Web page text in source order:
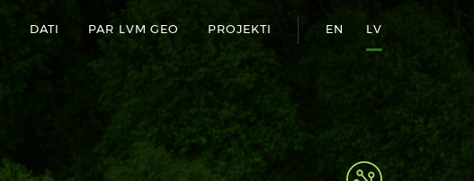
DATI PAR LVM GEO PROJEKTI EN LV